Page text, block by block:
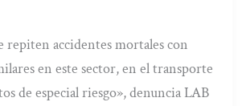
repiten accidentes mortales con
en este sector, en el transporte
de especial riesgo», denuncia LAB